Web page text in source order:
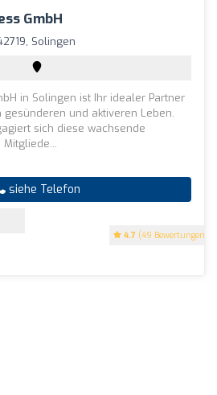
GmbH
4.7 (49 Bewertungen)
Solingen
in Solingen ist Ihr idealer Partner
und aktiveren Leben.
sich diese wachsende
siehe Telefon